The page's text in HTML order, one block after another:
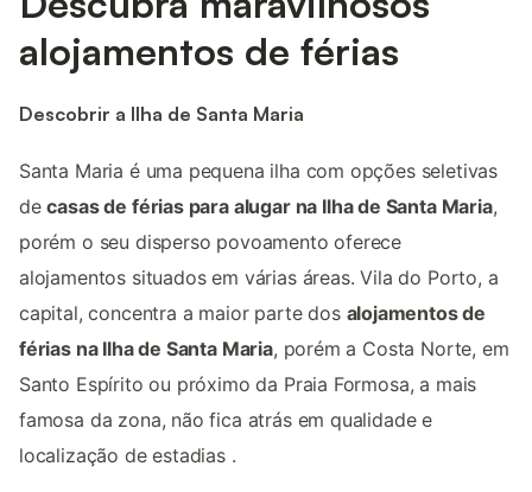
alojamentos de férias
Descobrir a Ilha de Santa Maria
Santa Maria é uma pequena ilha com opções seletivas
decasas de férias para alugar na Ilha de Santa Maria,
porém o seu disperso povoamento oferece
alojamentos situados em várias áreas. Vila do Porto, a
capital, concentra a maior parte dos alojamentos de
férias na Ilha de Santa Maria, porém a Costa Norte, em
Santo Espírito ou próximo da Praia Formosa, a mais
famosa da zona, não fica atrás em qualidade e
localização de estadias .